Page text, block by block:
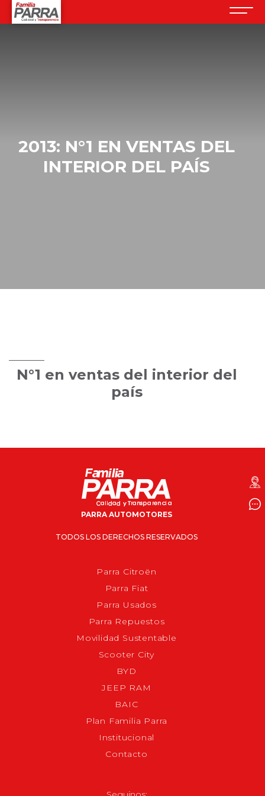
2013: N°1 EN VENTAS DEL
INTERIOR DEL PAÍS
N°1 en ventas del interior del
país
PARRA AUTOMOTORES
TODOS LOS DERECHOS RESERVADOS
Parra Citroën
Parra Fiat
Parra Usados
Parra Repuestos
Movilidad Sustentable
Scooter City
BYD
JEEP RAM
BAIC
Plan Familia Parra
Institucional
Contacto